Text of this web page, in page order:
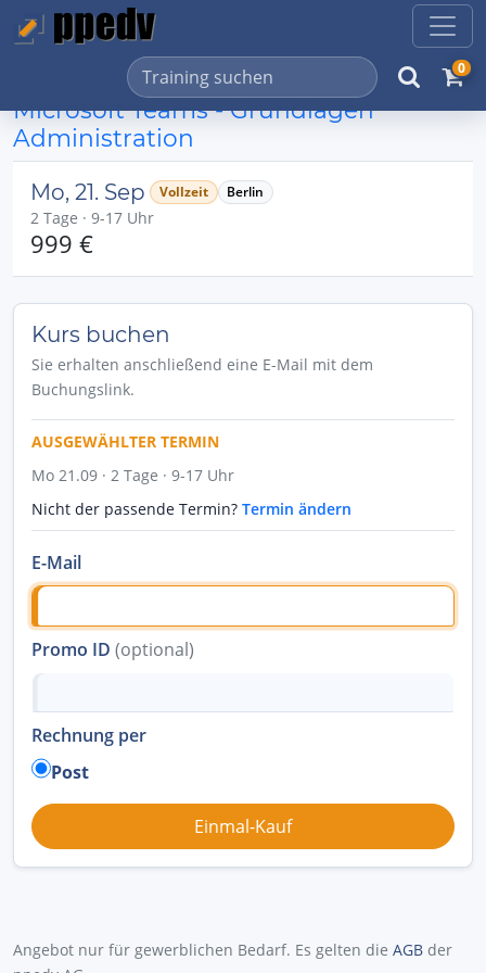
0
Microsoft Teams - Grundlagen
Administration
Mo, 21. Sep Vollzeit Berlin
2 Tage · 9-17 Uhr
999 €
Kurs buchen
Sie erhalten anschließend eine E-Mail mit dem
Buchungslink.
AUSGEWÄHLTER TERMIN
Mo 21.09 · 2 Tage · 9-17 Uhr
Nicht der passende Termin? Termin ändern
E-Mail
Promo ID (optional)
Rechnung per
Post
Angebot nur für gewerblichen Bedarf. Es gelten die AGB der